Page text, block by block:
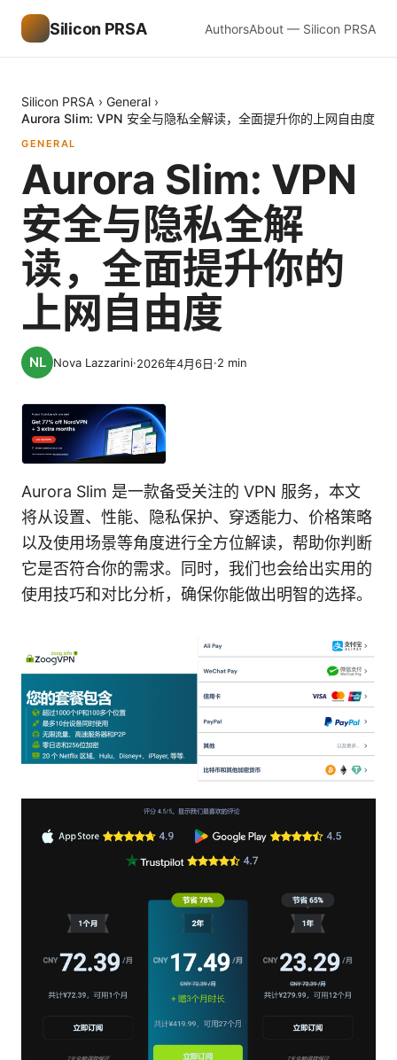
Silicon PRSA AuthorsAbout — Silicon PRSA
Silicon PRSA › General ›
Aurora Slim: VPN 安全与隐私全解读，全面提升你的上网自由度
GENERAL
Aurora Slim: VPN
安全与隐私全解
读，全面提升你的
上网自由度
Nova Lazzarini·2026年4月6日·2 min
Aurora Slim 是一款备受关注的 VPN 服务，本文
将从设置、性能、隐私保护、穿透能力、价格策略
以及使用场景等角度进行全方位解读，帮助你判断
它是否符合你的需求。同时，我们也会给出实用的
使用技巧和对比分析，确保你能做出明智的选择。